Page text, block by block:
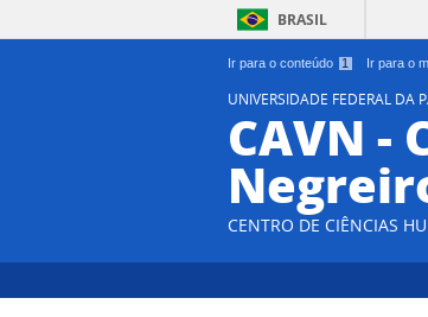
Ir para o conteúdo 1 Ir para o
BRASIL
UNIVERSIDADE FEDERAL DA
CAVN -
CENTRO DE CIÊNCIAS